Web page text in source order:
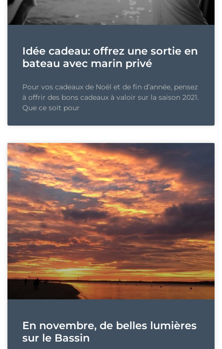
Idée cadeau: offrez une sortie en
bateau avec marin privé
Pour vos cadeaux de Noël et de fin d’année, pensez
à offrir des bons cadeaux à valoir sur la saison 2021.
Que ce soit pour
En novembre, de belles lumières
sur le Bassin